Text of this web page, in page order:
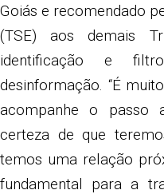
Goiás e recomendado
(TSE) aos demais
identificação e
desinformação. “É
acompanhe o passo
certeza de que
temos uma relação
fundamental para a